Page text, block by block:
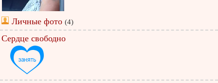
Личные фото (4)
Сердце свободно